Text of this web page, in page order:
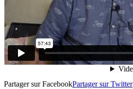
Partager sur FacebookPartager sur Twitter